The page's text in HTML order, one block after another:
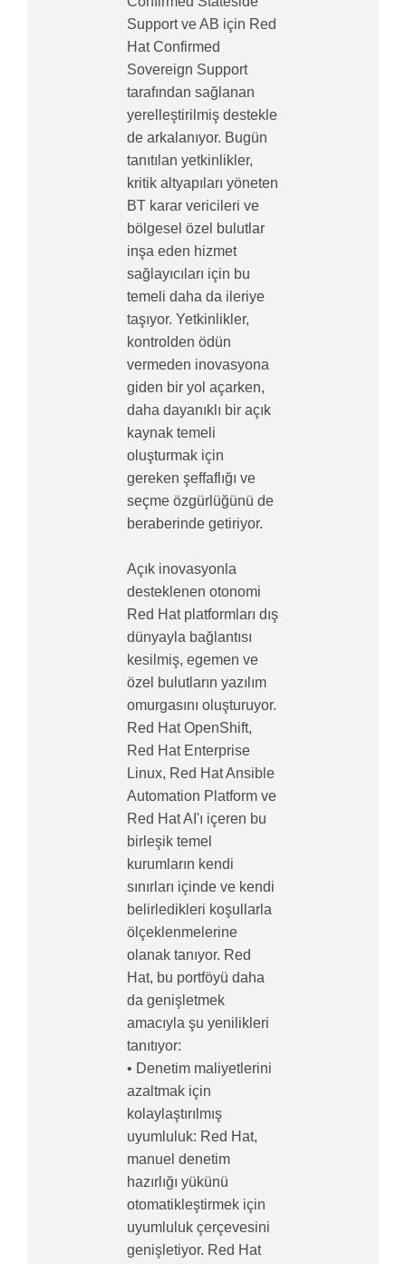
Support ve AB için Red
Hat Confirmed
Sovereign Support
tarafından sağlanan
yerelleştirilmiş destekle
de arkalanıyor. Bugün
tanıtılan yetkinlikler,
kritik altyapıları yöneten
BT karar vericileri ve
bölgesel özel bulutlar
inşa eden hizmet
sağlayıcıları için bu
temeli daha da ileriye
taşıyor. Yetkinlikler,
kontrolden ödün
vermeden inovasyona
giden bir yol açarken,
daha dayanıklı bir açık
kaynak temeli
oluşturmak için
gereken şeffaflığı ve
seçme özgürlüğünü de
beraberinde getiriyor.
Açık inovasyonla
desteklenen otonomi
Red Hat platformları dış
dünyayla bağlantısı
kesilmiş, egemen ve
özel bulutların yazılım
omurgasını oluşturuyor.
Red Hat OpenShift,
Red Hat Enterprise
Linux, Red Hat Ansible
Automation Platform ve
Red Hat AI'ı içeren bu
birleşik temel
kurumların kendi
sınırları içinde ve kendi
belirledikleri koşullarla
ölçeklenmelerine
olanak tanıyor. Red
Hat, bu portföyü daha
da genişletmek
amacıyla şu yenilikleri
tanıtıyor:
• Denetim maliyetlerini
azaltmak için
kolaylaştırılmış
uyumluluk: Red Hat,
manuel denetim
hazırlığı yükünü
otomatikleştirmek için
uyumluluk çerçevesini
genişletiyor. Red Hat